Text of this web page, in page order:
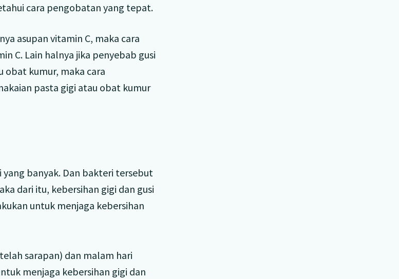
cara pengobatan yang tepat.
asupan vitamin C, maka cara
C. Lain halnya jika penyebab gusi
obat kumur, maka cara
pasta gigi atau obat kumur
banyak. Dan bakteri tersebut
dari itu, kebersihan gigi dan gusi
untuk menjaga kebersihan
sarapan) dan malam hari
menjaga kebersihan gigi dan